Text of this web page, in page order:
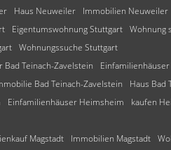
Haus Neuweiler Immobilien Neuweiler
Eigentumswohnung Stuttgart Wohnung
Wohnungssuche Stuttgart
Bad Teinach-Zavelstein
Bad Teinach-Zavelstein
Haus Bad
Einfamilienhäuser Heimsheim kaufen
Magstadt Immobilien Magstadt